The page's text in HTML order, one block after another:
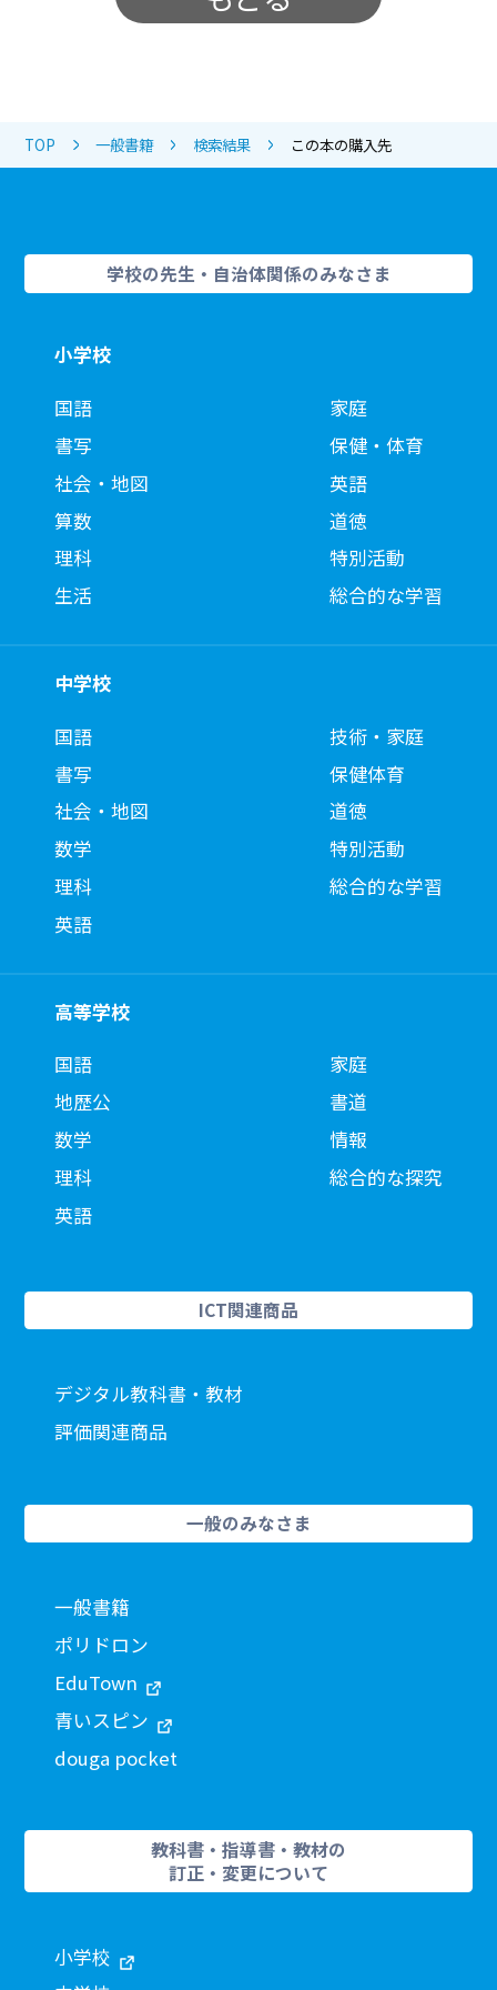
TOP 一般書籍 検索結果 この本の購入先
学校の先生・自治体関係のみなさま
小学校
国語
書写
社会・地図
算数
理科
生活
家庭
保健・体育
英語
道徳
特別活動
総合的な学習
中学校
国語
書写
社会・地図
数学
理科
英語
技術・家庭
保健体育
道徳
特別活動
総合的な学習
高等学校
国語
地歴公
数学
理科
英語
家庭
書道
情報
総合的な探究
ICT関連商品
デジタル教科書・教材
評価関連商品
一般のみなさま
一般書籍
ポリドロン
EduTown
青いスピン
douga pocket
教科書・指導書・教材の
訂正・変更について
小学校